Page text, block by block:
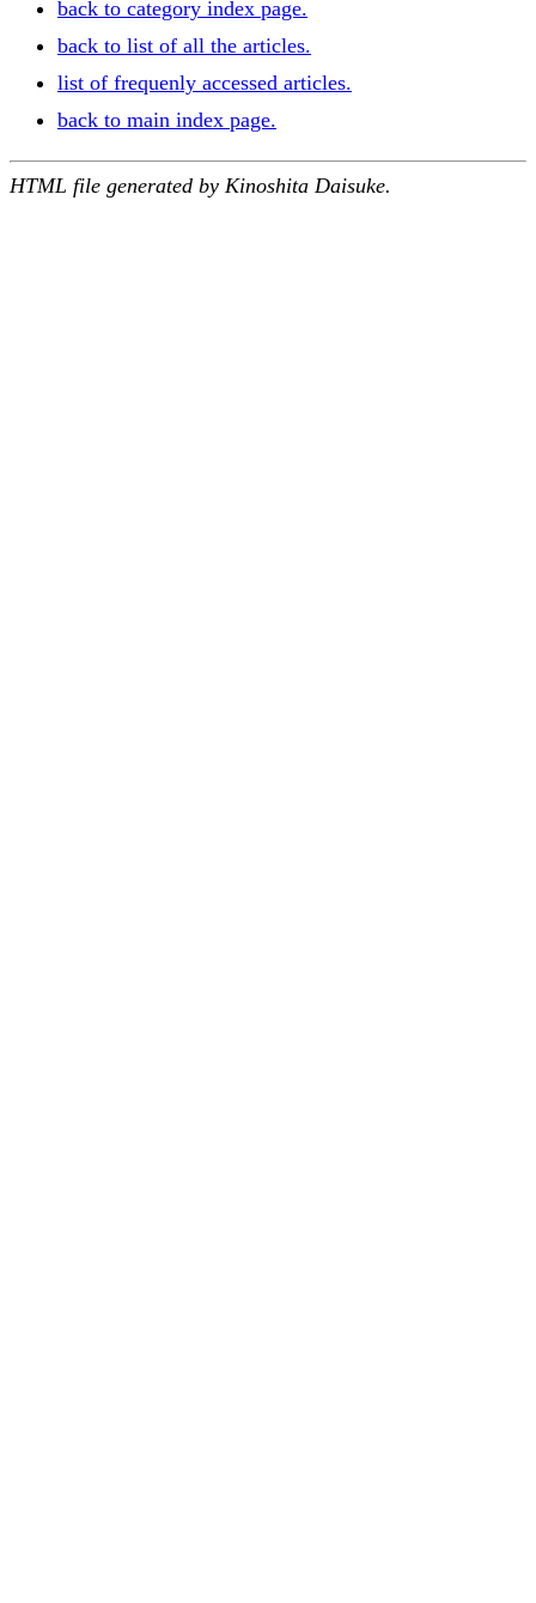
back to category index page.
back to list of all the articles.
list of frequenly accessed articles.
back to main index page.
HTML file generated by Kinoshita Daisuke.